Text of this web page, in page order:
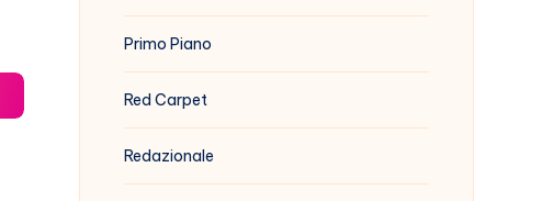
Primo Piano
Red Carpet
Redazionale